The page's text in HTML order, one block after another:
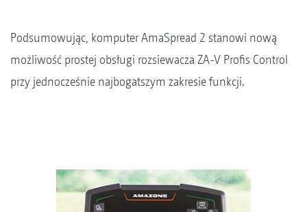
Podsumowując, komputer AmaSpread 2 stanowi nową
możliwość prostej obsługi rozsiewacza ZA-V Profis Control
przy jednocześnie najbogatszym zakresie funkcji.